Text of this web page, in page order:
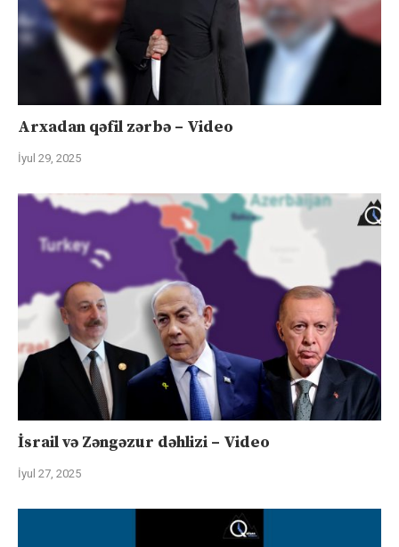
Arxadan qəfil zərbə – Video
İyul 29, 2025
İsrail və Zəngəzur dəhlizi – Video
İyul 27, 2025